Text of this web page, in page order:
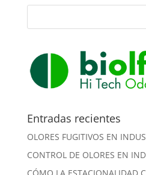
Entradas recientes
OLORES FUGITIVOS EN
CONTROL DE OLORES EN